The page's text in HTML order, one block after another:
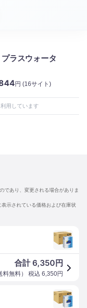
ラスウォータ
円 (16サイト)
用しています
であり、変更される場合がありま
示されている価格および在庫状
合計6,350 円
料無料） 税込 6,350円